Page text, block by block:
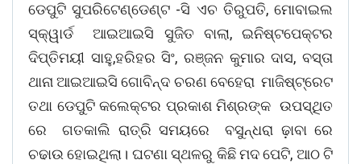
ଡେପୁଟି ସୁପରିଟେଣ୍ଡେଣ୍ଟ -ସି ଏଚ ତିରୁପତି, ମୋବାଇଲ
ସ୍କ୍ୱାର୍ଡ ଆଇଆଇସି ସୁଜିତ ବାଲା, ଇନିଷ୍ଟପେକ୍ଟର
ଦିପ୍ତିମୟୀ ସାହୁ,ହରିହର ସିଂ, ରଞ୍ଜନ କୁମାର ଦାସ, ବସ୍ତା
ଥାନା ଆଇଆଇସି ଗୋବିନ୍ଦ ଚରଣ ବେହେରା ମାଜିଷ୍ଟ୍ରେଟ
ତଥା ଡେପୁଟି କଲେକ୍ଟର ପ୍ରକାଶ ମିଶ୍ରଙ୍କ ଉପସ୍ଥିତ
ରେ ଗତକାଲି ରାତ୍ରି ସମୟରେ ବସୁନ୍ଧରା ଢ଼ାବା ରେ
ଚଢାଉ ହୋଇଥିଲା। ଘଟଣା ସ୍ଥଳରୁ କିଛି ମଦ ପେଟି, ଆଠ ଟି